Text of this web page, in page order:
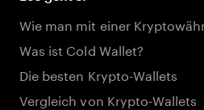
Wie man mit einer
Was ist Cold Wallet?
Die besten Krypto-Wallets
Vergleich von Krypto-Wallets